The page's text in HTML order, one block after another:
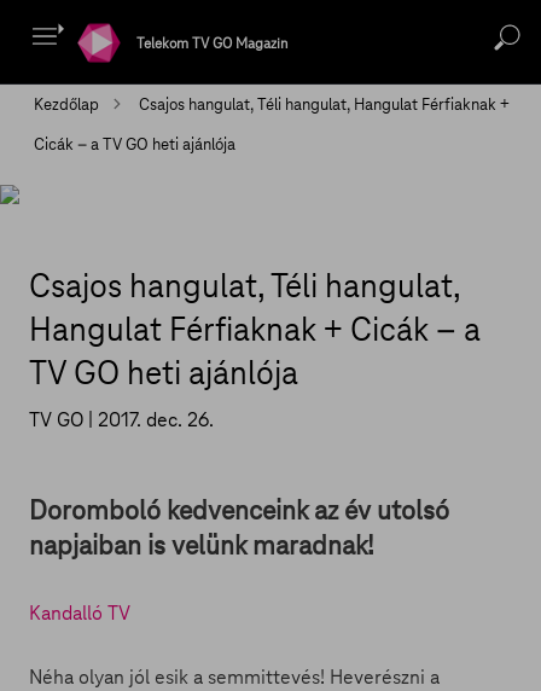
Telekom TV GO Magazin
Kezdőlap
Csajos hangulat, Téli hangulat, Hangulat Férfiaknak +
Cicák – a TV GO heti ajánlója
Csajos hangulat, Téli hangulat,
Hangulat Férfiaknak + Cicák – a
TV GO heti ajánlója
TV GO | 2017. dec. 26.
Doromboló kedvenceink az év utolsó
napjaiban is velünk maradnak!
Kandalló TV
Néha olyan jól esik a semmittevés! Heverészni a